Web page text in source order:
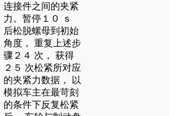
连接件之间的夹紧
力。暂停１０ ｓ
后松脱螺母到初始
角度， 重复上述步
骤２４ 次， 获得
２５ 次松紧所对应
的夹紧力数据， 以
模拟车主在最苛刻
的条件下反复松紧